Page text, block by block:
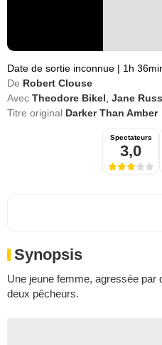
Date de sortie inconnue | 1h
De Robert Clouse
Avec Theodore Bikel Jane
Titre original Darker Than Amber
Spectateurs
3,0
Synopsis
Une jeune femme, agressée
deux pêcheurs.